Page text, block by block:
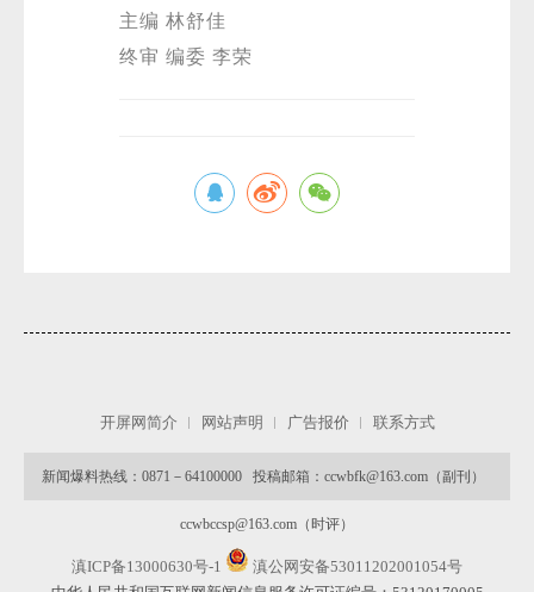
主编 林舒佳
终审 编委 李荣
开屏网简介 网站声明 广告报价 联系方式
新闻爆料热线：0871－64100000 投稿邮箱：ccwbfk@163.com（副刊）
ccwbccsp@163.com（时评）
滇ICP备13000630号-1
滇公网安备53011202001054号